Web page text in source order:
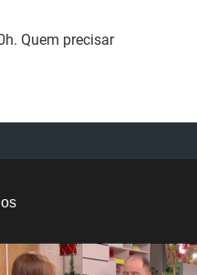
. Quem precisar